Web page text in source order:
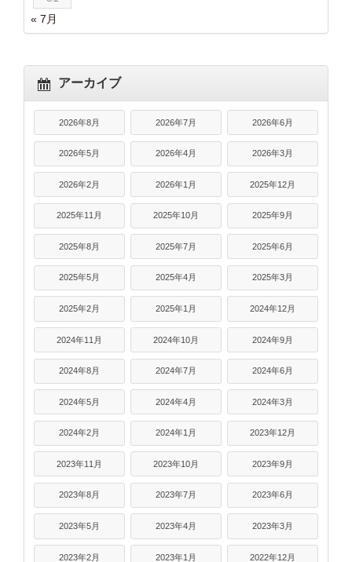
« 7月
アーカイブ
2026年8月 2026年7月 2026年6月
2026年5月 2026年4月 2026年3月
2026年2月 2026年1月 2025年12月
2025年11月 2025年10月 2025年9月
2025年8月 2025年7月 2025年6月
2025年5月 2025年4月 2025年3月
2025年2月 2025年1月 2024年12月
2024年11月 2024年10月 2024年9月
2024年8月 2024年7月 2024年6月
2024年5月 2024年4月 2024年3月
2024年2月 2024年1月 2023年12月
2023年11月 2023年10月 2023年9月
2023年8月 2023年7月 2023年6月
2023年5月 2023年4月 2023年3月
2023年2月 2023年1月 2022年12月